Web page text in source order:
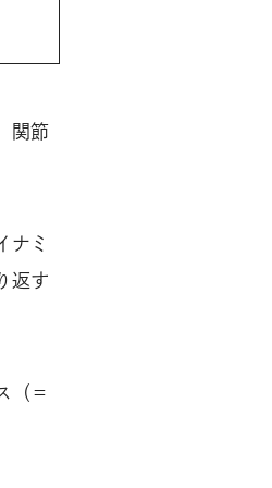
関節
ナミ
返す
（＝